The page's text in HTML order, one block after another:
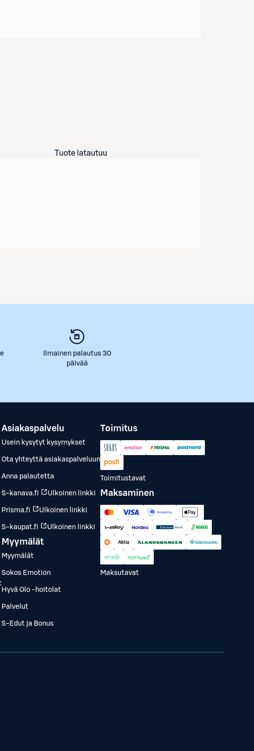
Tuote latautuu
Ilmainen palautus 30
päivää
Asiakaspalvelu
Usein kysytyt kysymykset
Ota yhteyttä asiakaspalveluun
Anna palautetta
S-kanava.fi Ulkoinen linkki
Prisma.fi Ulkoinen linkki
S-kaupat.fi Ulkoinen linkki
Myymälät
Myymälät
Sokos Emotion
Hyvä Olo -hoitolat
Palvelut
S-Edut ja Bonus
Toimitus
Toimitustavat
Maksaminen
Maksutavat